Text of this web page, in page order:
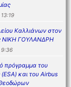
Καλλιάνων στον
ΝΙΚΗ ΓΟΥΛΑΝΔΡΗ
9:36
πρόγραμμα του
και του Airbus